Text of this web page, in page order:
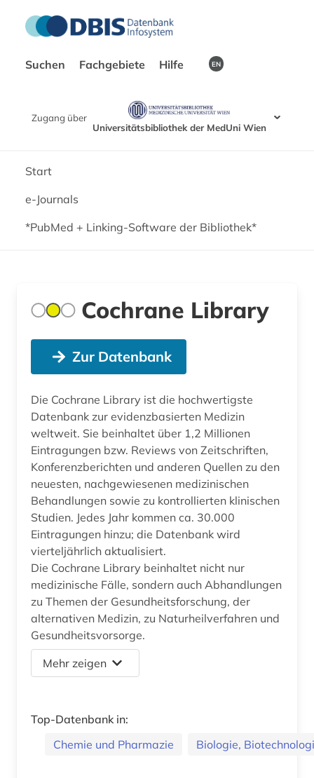
Suchen Fachgebiete Hilfe EN
Zugang über
Universitätsbibliothek der MedUni Wien
Start
e-Journals
*PubMed + Linking-Software der Bibliothek*
Cochrane Library
Zur Datenbank
Die Cochrane Library ist die hochwertigste
Datenbank zur evidenzbasierten Medizin
weltweit. Sie beinhaltet über 1,2 Millionen
Eintragungen bzw. Reviews von Zeitschriften,
Konferenzberichten und anderen Quellen zu den
neuesten, nachgewiesenen medizinischen
Behandlungen sowie zu kontrollierten klinischen
Studien. Jedes Jahr kommen ca. 30.000
Eintragungen hinzu; die Datenbank wird
vierteljährlich aktualisiert.
Die Cochrane Library beinhaltet nicht nur
medizinische Fälle, sondern auch Abhandlungen
zu Themen der Gesundheitsforschung, der
alternativen Medizin, zu Naturheilverfahren und
Gesundheitsvorsorge.
Mehr zeigen
Top-Datenbank in:
Chemie und Pharmazie
Biologie,